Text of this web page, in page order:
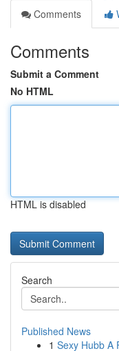
Comments
Comments
Submit a Comment
No HTML
HTML is disabled
Search
Published News
1 Sexy Hubb A